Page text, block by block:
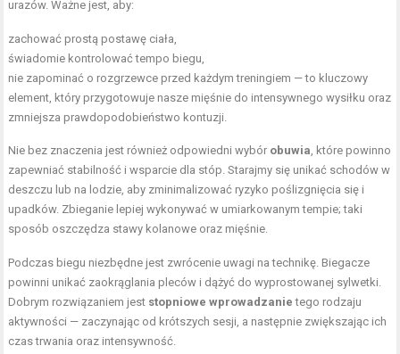
urazów. Ważne jest, aby:
zachować prostą postawę ciała,
świadomie kontrolować tempo biegu,
nie zapominać o rozgrzewce przed każdym treningiem — to kluczowy
element, który przygotowuje nasze mięśnie do intensywnego wysiłku oraz
zmniejsza prawdopodobieństwo kontuzji.
Nie bez znaczenia jest również odpowiedni wybór obuwia, które powinno
zapewniać stabilność i wsparcie dla stóp. Starajmy się unikać schodów w
deszczu lub na lodzie, aby zminimalizować ryzyko poślizgnięcia się i
upadków. Zbieganie lepiej wykonywać w umiarkowanym tempie; taki
sposób oszczędza stawy kolanowe oraz mięśnie.
Podczas biegu niezbędne jest zwrócenie uwagi na technikę. Biegacze
powinni unikać zaokrąglania pleców i dążyć do wyprostowanej sylwetki.
Dobrym rozwiązaniem jest stopniowe wprowadzanie tego rodzaju
aktywności — zaczynając od krótszych sesji, a następnie zwiększając ich
czas trwania oraz intensywność.